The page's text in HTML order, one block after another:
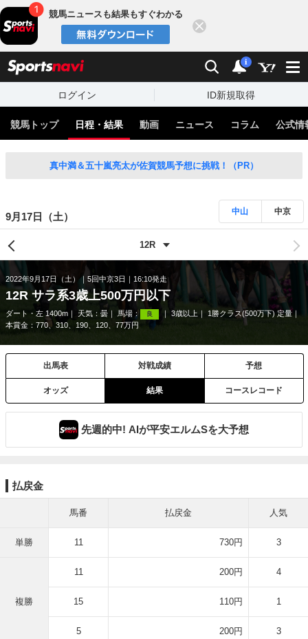
競馬ニュースも結果もすぐわかる
検索 通知
i
ログイン ID新規取得
競馬トップ 日程・結果 動画 ニュース コラム 公式情
真中満＆五十嵐亮太が佐賀競馬予想に挑戦！（PR）
9月17日（土） 中山 中京
2022年9月17日（土） 5回中京3日 16:10発走
12R サラ系3歳上500万円以下
ダート・左 1400m 天気： 曇 馬場： 良 3歳以上
1勝クラス(500万下) 定量
本賞金：770、310、190、120、77万円
出馬表 対戦成績 予想
オッズ 結果 コースレコード
先週的中! AIが平安エルムSを大予想
払戻金
馬番 払戻金 人気
単勝 11 730円 3
複勝
11 200円 4
15 110円 1
5 200円 3